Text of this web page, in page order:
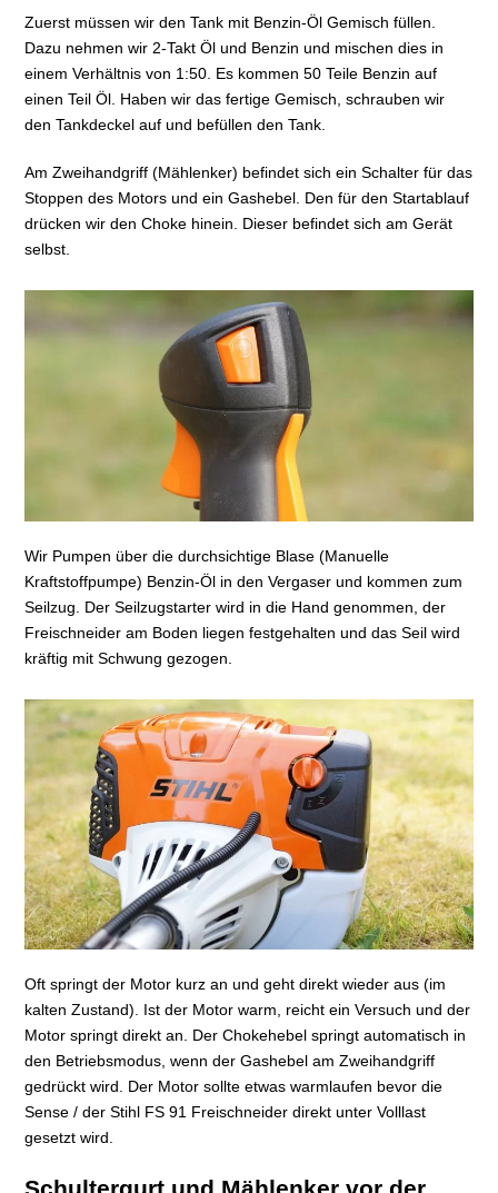
Zuerst müssen wir den Tank mit Benzin-Öl Gemisch füllen.
Dazu nehmen wir 2-Takt Öl und Benzin und mischen dies in
einem Verhältnis von 1:50. Es kommen 50 Teile Benzin auf
einen Teil Öl. Haben wir das fertige Gemisch, schrauben wir
den Tankdeckel auf und befüllen den Tank.
Am Zweihandgriff (Mählenker) befindet sich ein Schalter für das
Stoppen des Motors und ein Gashebel. Den für den Startablauf
drücken wir den Choke hinein. Dieser befindet sich am Gerät
selbst.
Wir Pumpen über die durchsichtige Blase (Manuelle
Kraftstoffpumpe) Benzin-Öl in den Vergaser und kommen zum
Seilzug. Der Seilzugstarter wird in die Hand genommen, der
Freischneider am Boden liegen festgehalten und das Seil wird
kräftig mit Schwung gezogen.
Oft springt der Motor kurz an und geht direkt wieder aus (im
kalten Zustand). Ist der Motor warm, reicht ein Versuch und der
Motor springt direkt an. Der Chokehebel springt automatisch in
den Betriebsmodus, wenn der Gashebel am Zweihandgriff
gedrückt wird. Der Motor sollte etwas warmlaufen bevor die
Sense / der Stihl FS 91 Freischneider direkt unter Volllast
gesetzt wird.
Schultergurt und Mählenker vor der